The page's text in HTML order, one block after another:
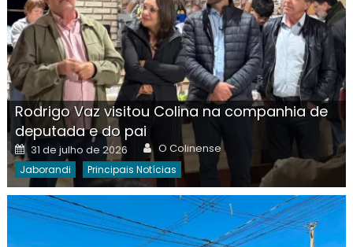
Rodrigo Vaz visitou Colina na companhia de
deputada e do pai
Posted
on
31 de julho de 2026 Author
O Colinense
Jaborandi Principais Notícias